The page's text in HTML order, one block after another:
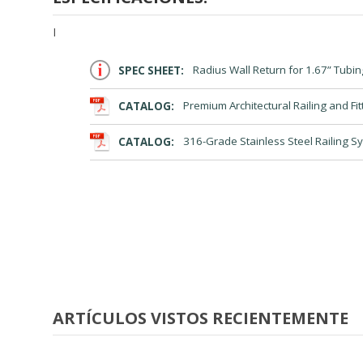
I
SPEC SHEET: Radius Wall Return for 1.67”
CATALOG: Premium Architectural Railing and
CATALOG: 316-Grade Stainless Steel Railing
ARTÍCULOS VISTOS RECIENTEMENTE